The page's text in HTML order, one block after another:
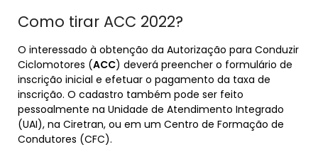
Como tirar ACC 2022?
O interessado à obtenção da Autorização para Conduzir
Ciclomotores (ACC) deverá preencher o formulário de
inscrição inicial e efetuar o pagamento da taxa de
inscrição. O cadastro também pode ser feito
pessoalmente na Unidade de Atendimento Integrado
(UAI), na Ciretran, ou em um Centro de Formação de
Condutores (CFC).